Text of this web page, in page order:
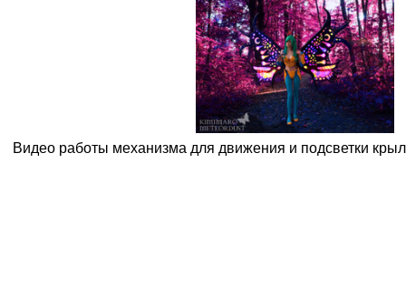
Видео работы механизма для движения и подсветки